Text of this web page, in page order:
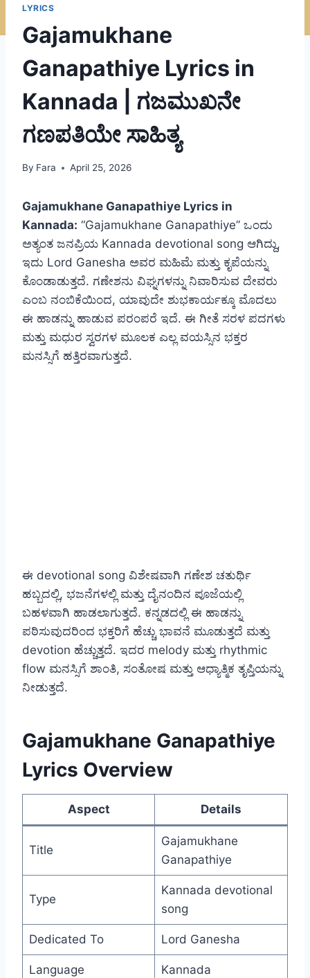
LYRICS
Gajamukhane
Ganapathiye Lyrics in
Kannada | ಗಜಮುಖನೇ
ಗಣಪತಿಯೇ ಸಾಹಿತ್ಯ
By Fara April 25, 2026
Gajamukhane Ganapathiye Lyrics in
Kannada: “Gajamukhane Ganapathiye” ಒಂದು
ಅತ್ಯಂತ ಜನಪ್ರಿಯ Kannada devotional song ಆಗಿದ್ದು,
ಇದು Lord Ganesha ಅವರ ಮಹಿಮೆ ಮತ್ತು ಕೃಪೆಯನ್ನು
ಕೊಂಡಾಡುತ್ತದೆ. ಗಣೇಶನು ವಿಘ್ನಗಳನ್ನು ನಿವಾರಿಸುವ ದೇವರು
ಎಂಬ ನಂಬಿಕೆಯಿಂದ, ಯಾವುದೇ ಶುಭಕಾರ್ಯಕ್ಕೂ ಮೊದಲು
ಈ ಹಾಡನ್ನು ಹಾಡುವ ಪರಂಪರೆ ಇದೆ. ಈ ಗೀತೆ ಸರಳ ಪದಗಳು
ಮತ್ತು ಮಧುರ ಸ್ವರಗಳ ಮೂಲಕ ಎಲ್ಲ ವಯಸ್ಸಿನ ಭಕ್ತರ
ಮನಸ್ಸಿಗೆ ಹತ್ತಿರವಾಗುತ್ತದೆ.
ಈ devotional song ವಿಶೇಷವಾಗಿ ಗಣೇಶ ಚತುರ್ಥಿ
ಹಬ್ಬದಲ್ಲಿ, ಭಜನೆಗಳಲ್ಲಿ ಮತ್ತು ದೈನಂದಿನ ಪೂಜೆಯಲ್ಲಿ
ಬಹಳವಾಗಿ ಹಾಡಲಾಗುತ್ತದೆ. ಕನ್ನಡದಲ್ಲಿ ಈ ಹಾಡನ್ನು
ಪಠಿಸುವುದರಿಂದ ಭಕ್ತರಿಗೆ ಹೆಚ್ಚು ಭಾವನೆ ಮೂಡುತ್ತದೆ ಮತ್ತು
devotion ಹೆಚ್ಚುತ್ತದೆ. ಇದರ melody ಮತ್ತು rhythmic
flow ಮನಸ್ಸಿಗೆ ಶಾಂತಿ, ಸಂತೋಷ ಮತ್ತು ಆಧ್ಯಾತ್ಮಿಕ ತೃಪ್ತಿಯನ್ನು
ನೀಡುತ್ತದೆ.
Gajamukhane Ganapathiye
Lyrics Overview
Aspect Details
Title
Gajamukhane
Ganapathiye
Type
Kannada devotional
song
Dedicated To Lord Ganesha
Language Kannada